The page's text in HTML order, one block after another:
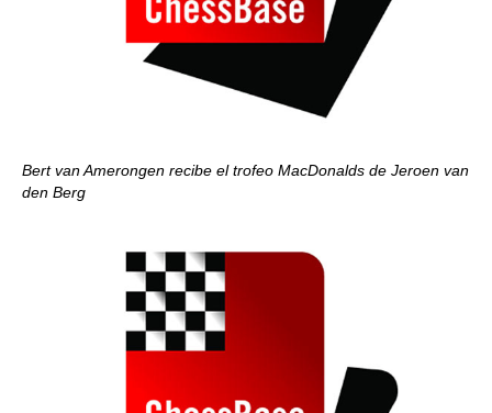
Bert van Amerongen recibe el trofeo MacDonalds de Jeroen van
den Berg